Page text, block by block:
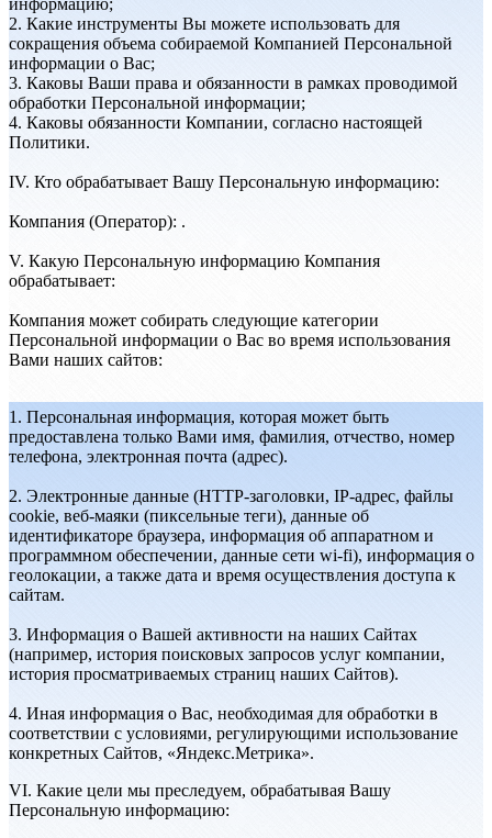
2. Какие инструменты Вы можете использовать для
сокращения объема собираемой Компанией Персональной
информации о Вас;
3. Каковы Ваши права и обязанности в рамках проводимой
обработки Персональной информации;
4. Каковы обязанности Компании, согласно настоящей
Политики.
IV. Кто обрабатывает Вашу Персональную информацию:
Компания (Оператор): .
V. Какую Персональную информацию Компания
обрабатывает:
Компания может собирать следующие категории
Персональной информации о Вас во время использования
Вами наших сайтов:
1. Персональная информация, которая может быть
предоставлена только Вами имя, фамилия, отчество, номер
телефона, электронная почта (адрес).
2. Электронные данные (HTTP-заголовки, IP-адрес, файлы
cookie, веб-маяки (пиксельные теги), данные об
идентификаторе браузера, информация об аппаратном и
программном обеспечении, данные сети wi-fi), информация о
геолокации, а также дата и время осуществления доступа к
сайтам.
3. Информация о Вашей активности на наших Сайтах
(например, история поисковых запросов услуг компании,
история просматриваемых страниц наших Сайтов).
4. Иная информация о Вас, необходимая для обработки в
соответствии с условиями, регулирующими использование
конкретных Сайтов, «Яндекс.Метрика».
VI. Какие цели мы преследуем, обрабатывая Вашу
Персональную информацию: